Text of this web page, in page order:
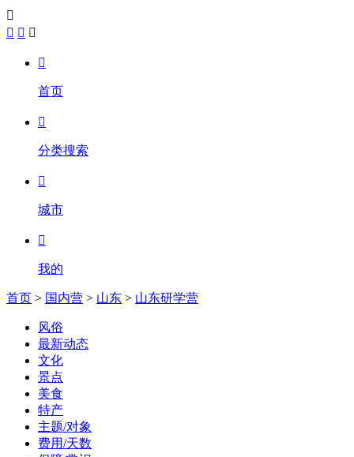

  

首页

分类搜索

城市

我的
首页 > 国内营 > 山东 > 山东研学营
风俗
最新动态
文化
景点
美食
特产
主题/对象
费用/天数